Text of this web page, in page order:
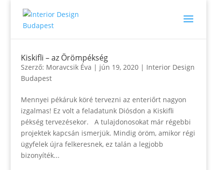
Kiskifli – az Örömpékség
Szerző: Moravcsik Éva | jún 19, 2020| Interior Design
Budapest
Mennyei pékáruk köré tervezni az enteriőrt nagyon
izgalmas! Ez volt a feladatunk Diósdon a Kiskifli
pékség tervezésekor. A tulajdonosokat már régebbi
projektek kapcsán ismerjük. Mindig öröm, amikor régi
ügyfelek újra felkeresnek, ez talán a legjobb
bizonyíték...